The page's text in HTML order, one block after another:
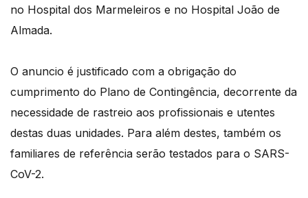
no Hospital dos Marmeleiros e no Hospital João de
Almada.
O anuncio é justificado com a obrigação do
cumprimento do Plano de Contingência, decorrente da
necessidade de rastreio aos profissionais e utentes
destas duas unidades. Para além destes, também os
familiares de referência serão testados para o SARS-
CoV-2.